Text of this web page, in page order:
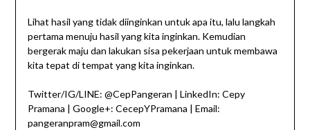
Lihat hasil yang tidak diinginkan untuk apa itu, lalu langkah
pertama menuju hasil yang kita inginkan. Kemudian
bergerak maju dan lakukan sisa pekerjaan untuk membawa
kita tepat di tempat yang kita inginkan.
Twitter/IG/LINE: @CepPangeran | LinkedIn: Cepy
Pramana | Google+: CecepYPramana | Email:
pangeranpram@gmail.com